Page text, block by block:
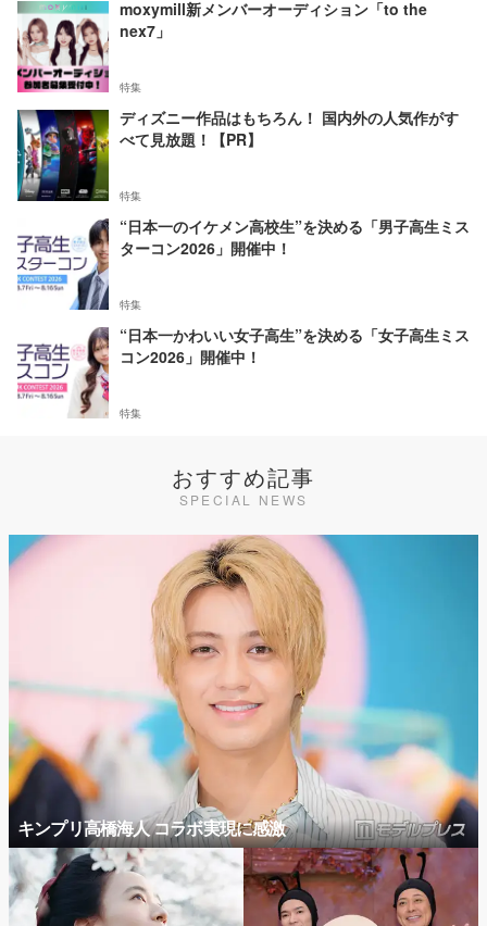
moxymill新メンバーオーディション「to the
nex7」
特集
ディズニー作品はもちろん！ 国内外の人気作がす
べて見放題！【PR】
特集
“日本一のイケメン高校生”を決める「男子高生ミス
ターコン2026」開催中！
特集
“日本一かわいい女子高生”を決める「女子高生ミス
コン2026」開催中！
特集
おすすめ記事
SPECIAL NEWS
キンプリ高橋海人 コラボ実現に感激